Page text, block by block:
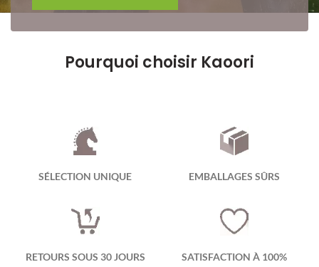
Pourquoi choisir Kaoori
SÉLECTION UNIQUE EMBALLAGES SÛRS
RETOURS SOUS 30 JOURS SATISFACTION À 100%